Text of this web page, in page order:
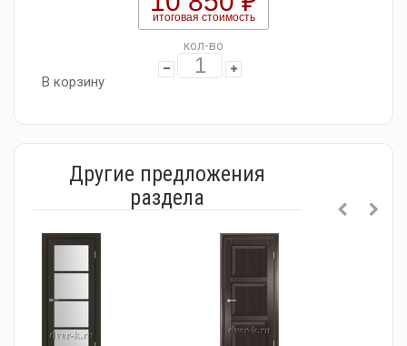
итоговая стоимость
кол-во
В корзину
Другие предложения
раздела